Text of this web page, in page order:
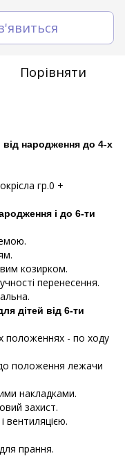
Порівняти
від народження до 4-х
гр.0 +
і до 6-ти
козирком.
перенесення.
дітей від 6-ти
положеннях - по ходу
положення лежачи
накладками.
захист.
вентиляцією.
прання.